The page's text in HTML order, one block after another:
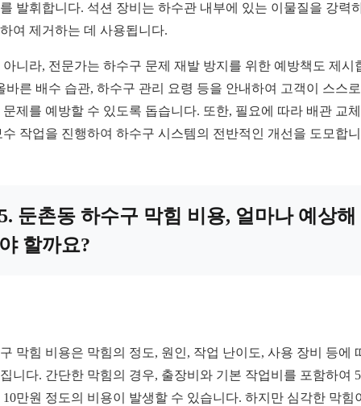
발휘합니다. 석션 장비는 하수관 내부에 있는 이물질을 강력
여 제거하는 데 사용됩니다.
아니라, 전문가는 하수구 문제 재발 방지를 위한 예방책도 제시
바른 배수 습관, 하수구 관리 요령 등을 안내하여 고객이 스스
문제를 예방할 수 있도록 돕습니다. 또한, 필요에 따라 배관 교
수 작업을 진행하여 하수구 시스템의 전반적인 개선을 도모합
둔촌동 하수구 막힘 비용, 얼마나 예상해
할까요?
막힘 비용은 막힘의 정도, 원인, 작업 난이도, 사용 장비 등에
니다. 간단한 막힘의 경우, 출장비와 기본 작업비를 포함하여
10만원 정도의 비용이 발생할 수 있습니다. 하지만 심각한 막힘